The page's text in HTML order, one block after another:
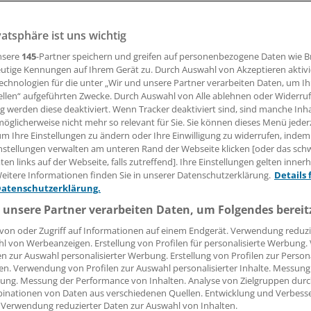
mit Down-Syndrom kommt mit einer
die Welt.
08:31 Uhr
Leukämie bei Kindern mit Down-Syndrom (ML-
mehrere erworbene Mutationen des hämatopoietischen
GATA1. In einer britischen Kohorte war die
mit 28 % bei Geburt sehr hoch [Roberts I et al. ASH.
seien aber klein gewesen, klinisch stumm geblieben und
von zwei bis drei Monaten spontan verschwunden,
Roberts, Oxford, Großbritannien. Sie hält das
von GATA1-Mutationen bei Geburt der Kinder mit DS für
erhöhtes Leukämierisiko kann aber ein großer GATA1-
7 von 130 der Neugeborenen mit GATA1-
ist uns wichtig
145-Partner speichern und greifen auf personenbezogene Daten wie
Kennungen auf Ihrem Gerät zu. Durch Auswahl von Akzeptieren
für die unter „Wir und unsere Partner verarbeiten Daten, um
aufgeführten Zwecke. Durch Auswahl von Alle ablehnen oder
werden diese deaktiviert. Wenn Tracker deaktiviert sind, sind manche
nicht mehr so relevant für Sie. Sie können dieses Menü
Ihre Einstellungen zu ändern oder Ihre Einwilligung zu widerrufen, indem
verwalten am unteren Rand der Webseite klicken [oder das
links auf der Webseite, falls zutreffend]. Ihre Einstellungen gelten
Informationen finden Sie in unserer Datenschutzerklärung. Details
Partner verarbeiten Daten, um Folgendes
oder Zugriff auf Informationen auf einem Endgerät. Verwendung
von Werbeanzeigen. Erstellung von Profilen für personalisierte
zur Auswahl personalisierter Werbung. Erstellung von Profilen zur
Verwendung von Profilen zur Auswahl personalisierter Inhalte.
Messung der Performance von Inhalten. Analyse von Zielgruppen
von Daten aus verschiedenen Quellen. Entwicklung und
reduzierter Daten zur Auswahl von Inhalten.